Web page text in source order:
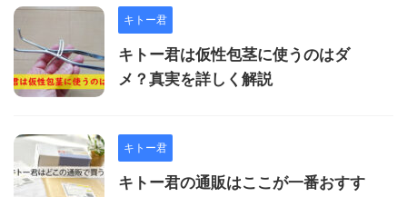
キトー君
キトー君は仮性包茎に使うのはダ
メ？真実を詳しく解説
キトー君
キトー君の通販はここが一番おすす